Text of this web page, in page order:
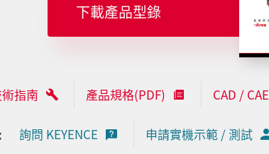
下載產品型錄
指南 產品規格(PDF) CAD / CAE
詢問 KEYENCE 申請實機示範 / 測試